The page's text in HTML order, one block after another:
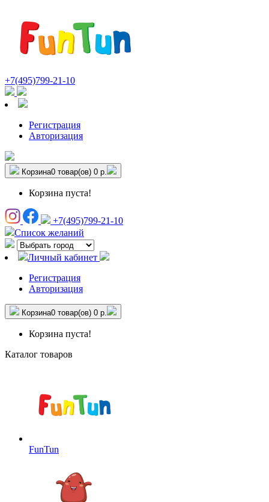
+7(495)799-21-10
Регистрация
Авторизация
Корзина0 товар(ов) 0 р.
Корзина пуста!
+7(495)799-21-10
Список желаний
Личный кабинет
Регистрация
Авторизация
Корзина0 товар(ов) 0 р.
Корзина пуста!
Каталог товаров
FunTun